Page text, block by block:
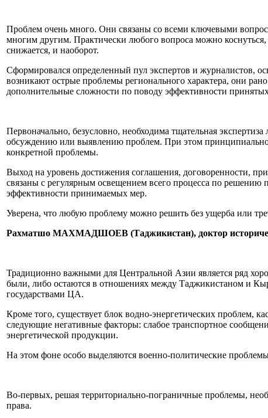
Проблем очень много. Они связаны со всеми ключевыми
многим другим. Практически любого вопроса можно
снижается, и наоборот.
Сформировался определенный пул экспертов и журналистов,
возникают острые проблемы регионального характера, они
дополнительные сложности по поводу эффективности
Первоначально, безусловно, необходима тщательная
обсуждению или выявлению проблем. При этом принципиально
конкретной проблемы.
Выход на уровень достижения соглашения, договоренности,
связаны с регулярным освещением всего процесса по
эффективности принимаемых мер.
Уверена, что любую проблему можно решить без ущерба или
Рахматшо МАХМАДШОЕВ (Таджикистан), доктор
Традиционно важными для Центральной Азии является ряд
были, либо остаются в отношениях между Таджикистаном и
государствами ЦА.
Кроме того, существует блок водно-энергетических проблем,
следующие негативные факторы: слабое транспортное
энергетической продукции.
На этом фоне особо выделяются военно-политические
Во-первых, решая территориально-пограничные проблемы,
права.